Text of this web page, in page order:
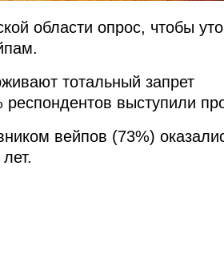
области опрос, чтобы
тотальный запрет
респондентов выступили
вейпов (73%)